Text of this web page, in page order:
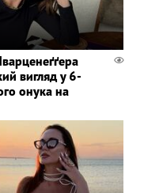
вигляд у 6-
онука на